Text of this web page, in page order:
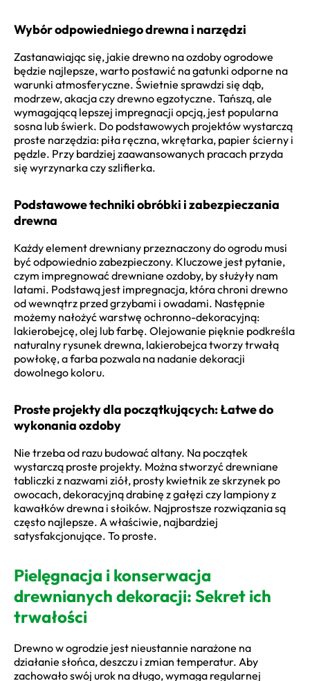
Wybór odpowiedniego drewna i narzędzi
Zastanawiając się, jakie drewno na ozdoby ogrodowe
będzie najlepsze, warto postawić na gatunki odporne na
warunki atmosferyczne. Świetnie sprawdzi się dąb,
modrzew, akacja czy drewno egzotyczne. Tańszą, ale
wymagającą lepszej impregnacji opcją, jest popularna
sosna lub świerk. Do podstawowych projektów wystarczą
proste narzędzia: piła ręczna, wkrętarka, papier ścierny i
pędzle. Przy bardziej zaawansowanych pracach przyda
się wyrzynarka czy szlifierka.
Podstawowe techniki obróbki i zabezpieczania
drewna
Każdy element drewniany przeznaczony do ogrodu musi
być odpowiednio zabezpieczony. Kluczowe jest pytanie,
czym impregnować drewniane ozdoby, by służyły nam
latami. Podstawą jest impregnacja, która chroni drewno
od wewnątrz przed grzybami i owadami. Następnie
możemy nałożyć warstwę ochronno-dekoracyjną:
lakierobejcę, olej lub farbę. Olejowanie pięknie podkreśla
naturalny rysunek drewna, lakierobejca tworzy trwałą
powłokę, a farba pozwala na nadanie dekoracji
dowolnego koloru.
Proste projekty dla początkujących: Łatwe do
wykonania ozdoby
Nie trzeba od razu budować altany. Na początek
wystarczą proste projekty. Można stworzyć drewniane
tabliczki z nazwami ziół, prosty kwietnik ze skrzynek po
owocach, dekoracyjną drabinę z gałęzi czy lampiony z
kawałków drewna i słoików. Najprostsze rozwiązania są
często najlepsze. A właściwie, najbardziej
satysfakcjonujące. To proste.
Pielęgnacja i konserwacja
drewnianych dekoracji: Sekret ich
trwałości
Drewno w ogrodzie jest nieustannie narażone na
działanie słońca, deszczu i zmian temperatur. Aby
zachowało swój urok na długo, wymaga regularnej